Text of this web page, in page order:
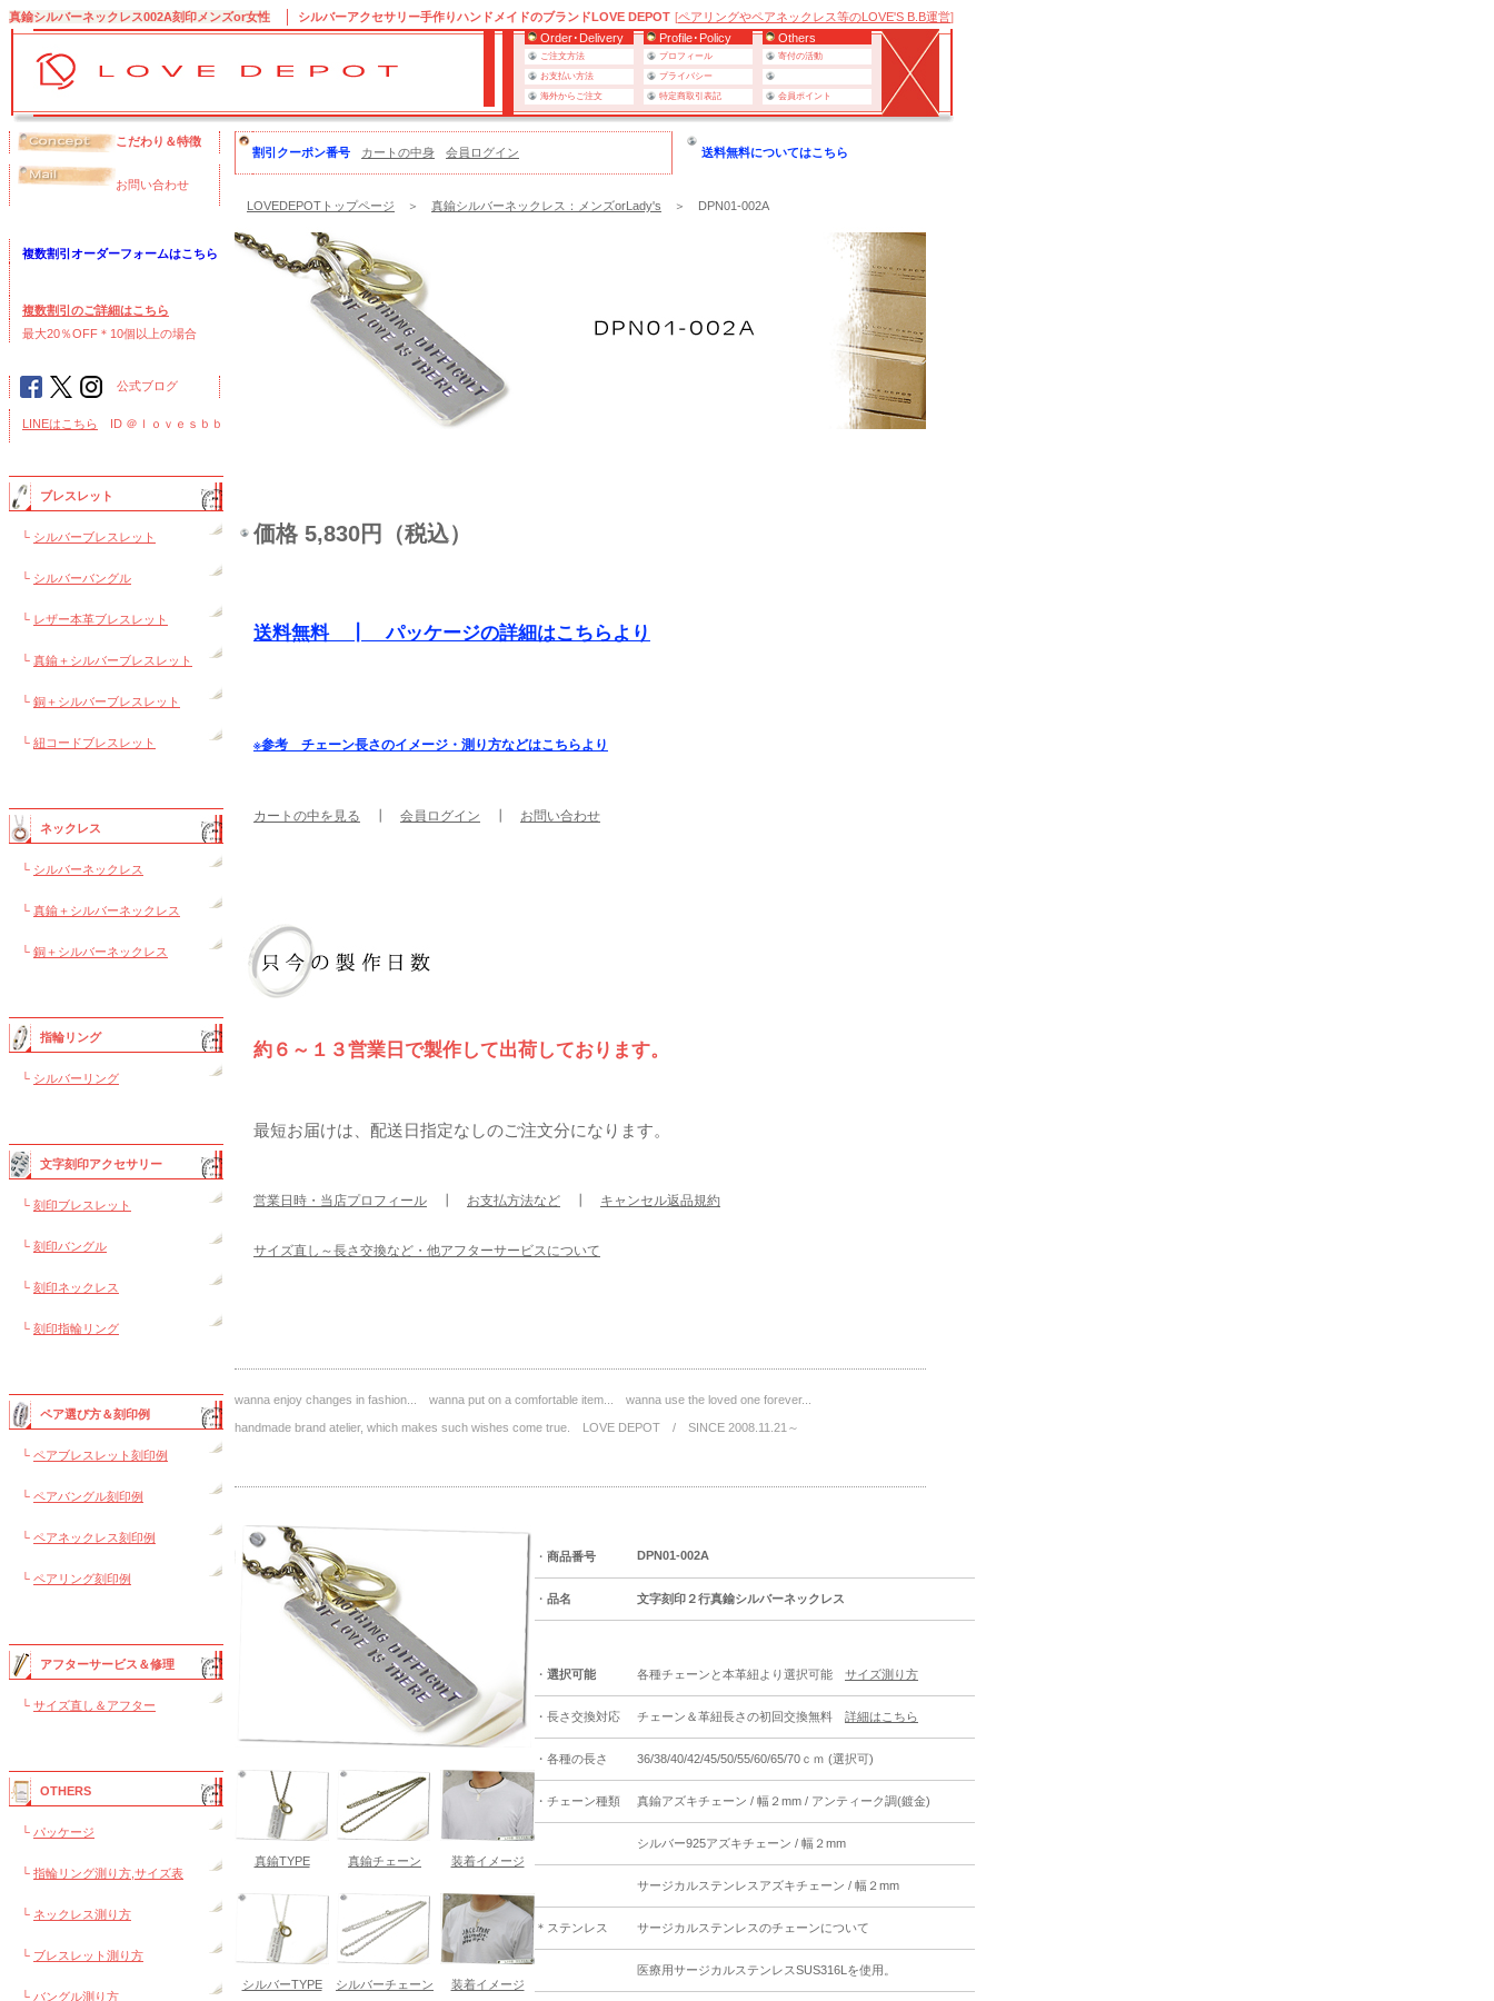
真鍮シルバーネックレス002A刻印メンズor女性 シルバーアクセサリー手作りハンドメイドのブランドLOVE DEPOT [ペアリングやペアネックレス等のLOVE'S B.B運営]
Order･Delivery
Profile･Policy Others
ご注文方法 プロフィール
寄付の活動
お支払い方法
プライバシー
海外からご注文
特定商取引表記 会員ポイント
こだわり＆特徴
お問い合わせ
複数割引オーダーフォームはこちら
複数割引のご詳細はこちら
最大20％OFF＊10個以上の場合
公式ブログ
LINEはこちら ID ＠ｌｏｖｅｓｂｂ
ブレスレット
└ シルバーブレスレット
└ シルバーバングル
└ レザー本革ブレスレット
└ 真鍮＋シルバーブレスレット
└ 銅＋シルバーブレスレット
└ 紐コードブレスレット
ネックレス
└ シルバーネックレス
└ 真鍮＋シルバーネックレス
└ 銅＋シルバーネックレス
指輪リング
└ シルバーリング
文字刻印アクセサリー
└ 刻印ブレスレット
└ 刻印バングル
└ 刻印ネックレス
└ 刻印指輪リング
ペア選び方＆刻印例
└ ペアブレスレット刻印例
└ ペアバングル刻印例
└ ペアネックレス刻印例
└ ペアリング刻印例
アフターサービス＆修理
└ サイズ直し＆アフター
OTHERS
└ パッケージ
└ 指輪リング測り方,サイズ表
└ ネックレス測り方
└ ブレスレット測り方
└ バングル測り方
割引クーポン番号 カートの中身 会員ログイン 送料無料についてはこちら
LOVEDEPOTトップページ ＞ 真鍮シルバーネックレス：メンズorLady's ＞ DPN01-002A
価格 5,830円（税込）
送料無料 ┃ パッケージの詳細はこちらより
※参考 チェーン長さのイメージ・測り方などはこちらより
カートの中を見る 会員ログイン お問い合わせ
約６～１３営業日で製作して出荷しております。
最短お届けは、配送日指定なしのご注文分になります。
営業日時・当店プロフィール お支払方法など キャンセル返品規約
サイズ直し～長さ交換など・他アフターサービスについて
wanna enjoy changes in fashion... wanna put on a comfortable item... wanna use the loved one forever...
handmade brand atelier, which makes such wishes come true. LOVE DEPOT / SINCE 2008.11.21～
真鍮TYPE 真鍮チェーン 装着イメージ
シルバーTYPE シルバーチェーン 装着イメージ
・ 商品番号 DPN01-002A
・ 品名 文字刻印２行真鍮シルバーネックレス
・ 選択可能 各種チェーンと本革紐より選択可能 サイズ測り方
・長さ交換対応 チェーン＆革紐長さの初回交換無料 詳細はこちら
・各種の長さ 36/38/40/42/45/50/55/60/65/70ｃｍ (選択可)
・チェーン種類 真鍮アズキチェーン / 幅２mm / アンティーク調(鍍金)
シルバー925アズキチェーン / 幅２mm
サージカルステンレスアズキチェーン / 幅２mm
＊ステンレス サージカルステンレスのチェーンについて
医療用サージカルステンレスSUS316Lを使用。